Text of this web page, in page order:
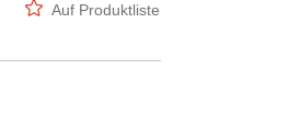
Auf Produktliste